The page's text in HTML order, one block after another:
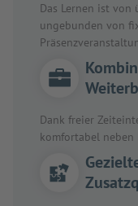
Das Lernen ist von
ungebunden von
Dank freier
komfortabel neben